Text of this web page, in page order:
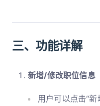
三、功能详解
新增/修改职位信息
用户可以点击“